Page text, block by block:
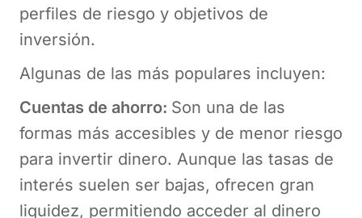
perfiles de riesgo y objetivos de
inversión.
Algunas de las más populares incluyen:
Cuentas de ahorro: Son una de las
formas más accesibles y de menor riesgo
para invertir dinero. Aunque las tasas de
interés suelen ser bajas, ofrecen gran
liquidez, permitiendo acceder al dinero